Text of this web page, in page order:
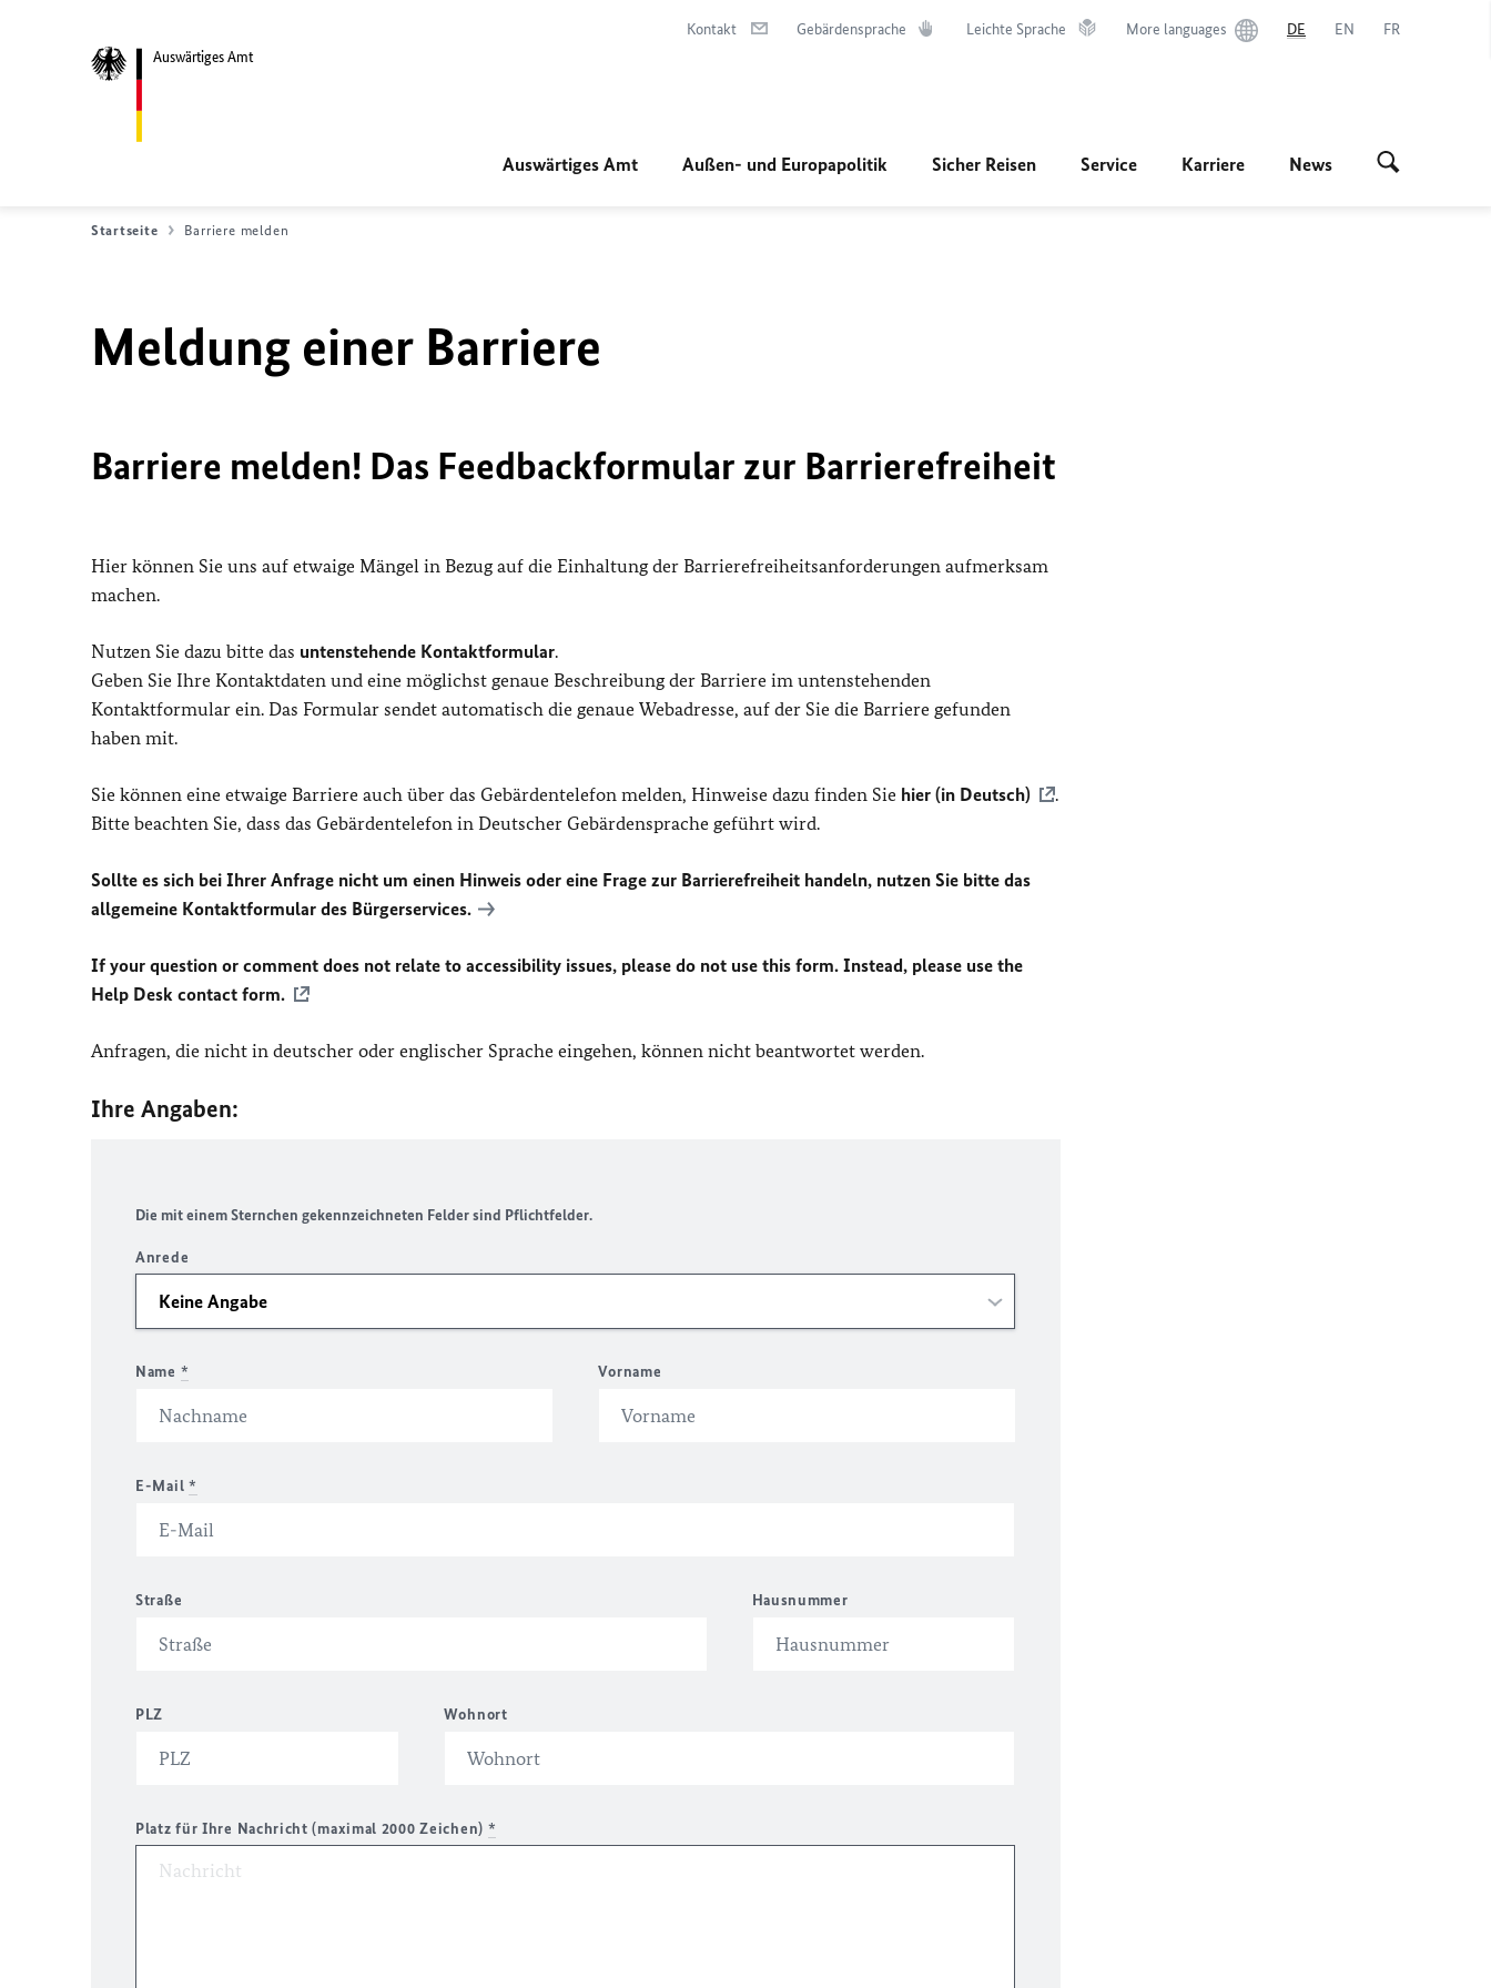
Auswärtiges Amt
Kontakt Gebärdensprache Leichte Sprache More languages DE EN FR
Auswärtiges Amt Außen- und Europapolitik Sicher Reisen Service Karriere News
Startseite Barriere melden
Meldung einer Barriere
Barriere melden! Das Feedbackformular zur Barrierefreiheit
Hier können Sie uns auf etwaige Mängel in Bezug auf die Einhaltung der Barrierefreiheitsanforderungen aufmerksam
machen.
Nutzen Sie dazu bitte das untenstehende Kontaktformular.
Geben Sie Ihre Kontaktdaten und eine möglichst genaue Beschreibung der Barriere im untenstehenden
Kontaktformular ein. Das Formular sendet automatisch die genaue Webadresse, auf der Sie die Barriere gefunden
haben mit.
Sie können eine etwaige Barriere auch über das Gebärdentelefon melden, Hinweise dazu finden Sie hier (in Deutsch)
.
Bitte beachten Sie, dass das Gebärdentelefon in Deutscher Gebärdensprache geführt wird.
Sollte es sich bei Ihrer Anfrage nicht um einen Hinweis oder eine Frage zur Barrierefreiheit handeln, nutzen Sie bitte das
allgemeine Kontaktformular des Bürgerservices.
If your question or comment does not relate to accessibility issues, please do not use this form. Instead, please use the
Help Desk contact form.
Anfragen, die nicht in deutscher oder englischer Sprache eingehen, können nicht beantwortet werden.
Ihre Angaben:
Die mit einem Sternchen gekennzeichneten Felder sind Pflichtfelder.
Anrede
Name * Vorname
E-Mail *
Straße Hausnummer
PLZ Wohnort
Platz für Ihre Nachricht (maximal 2000 Zeichen) *